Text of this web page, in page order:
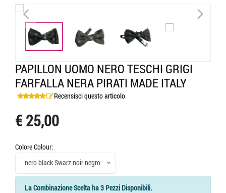
< >
PAPILLON UOMO NERO TESCHI GRIGI
FARFALLA NERA PIRATI MADE ITALY
Recensisci questo articolo
€ 25,00
Colore Colour:
nero black Swarz noir negro
La Combinazione Scelta ha 3 Pezzi Disponibili.